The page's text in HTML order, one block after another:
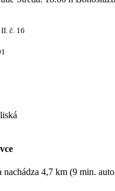
č. 16
nachádza 4,7 km (9 min.